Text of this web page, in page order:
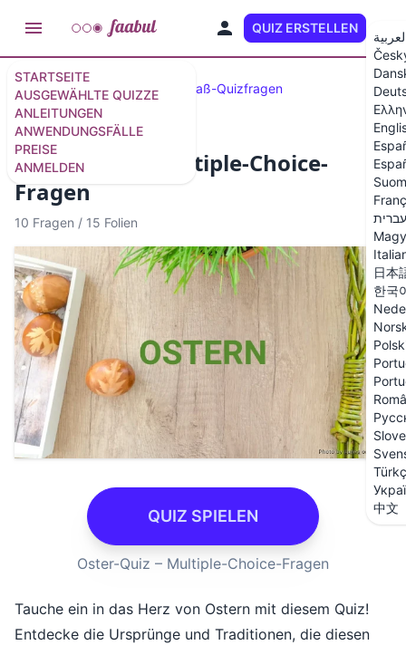
STARTSEITE
AUSGEWÄHLTE QUIZZE
ANLEITUNGEN
ANWENDUNGSFÄLLE
PREISE
ANMELDEN
QUIZ ERSTELLEN
עברית
日本
한국
中文
Ausgewählte Quizze 33 Spaß-Quizfragen
Oster-Quiz – Multiple-Choice-
Fragen
10 Fragen / 15 Folien
QUIZ SPIELEN
Oster-Quiz – Multiple-Choice-Fragen
Tauche ein in das Herz von Ostern mit diesem Quiz!
Entdecke die Ursprünge und Traditionen, die diesen